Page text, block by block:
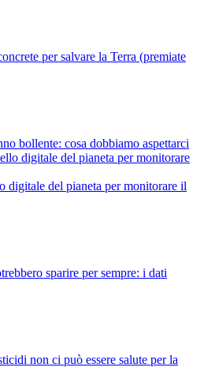
per salvare la Terra (premiate
bollente: cosa dobbiamo aspettarci
digitale del pianeta per monitorare il
sparire per sempre: i dati
non ci può essere salute per la